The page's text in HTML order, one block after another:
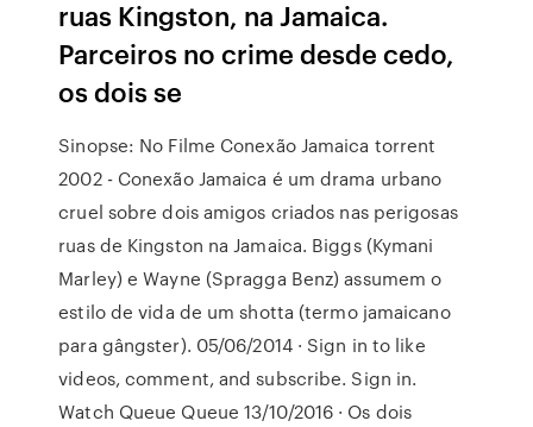
ruas Kingston, na Jamaica.
Parceiros no crime desde cedo,
os dois se
Sinopse: No Filme Conexão Jamaica torrent
2002 - Conexão Jamaica é um drama urbano
cruel sobre dois amigos criados nas perigosas
ruas de Kingston na Jamaica. Biggs (Kymani
Marley) e Wayne (Spragga Benz) assumem o
estilo de vida de um shotta (termo jamaicano
para gângster). 05/06/2014 · Sign in to like
videos, comment, and subscribe. Sign in.
Watch Queue Queue 13/10/2016 · Os dois